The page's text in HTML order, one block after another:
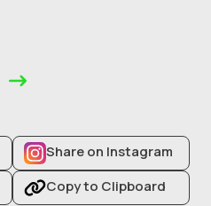
Share on Instagram
Copy to Clipboard